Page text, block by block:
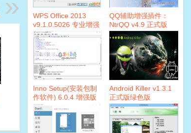
WPS Office 2013
v9.1.0.5026 专业增强
版
QQ辅助增强插件：
NtrQQ v4.9 正式版
Inno Setup(安装包制
作软件) 6.0.4 增强版
Android Killer v1.3.1
正式版绿色版